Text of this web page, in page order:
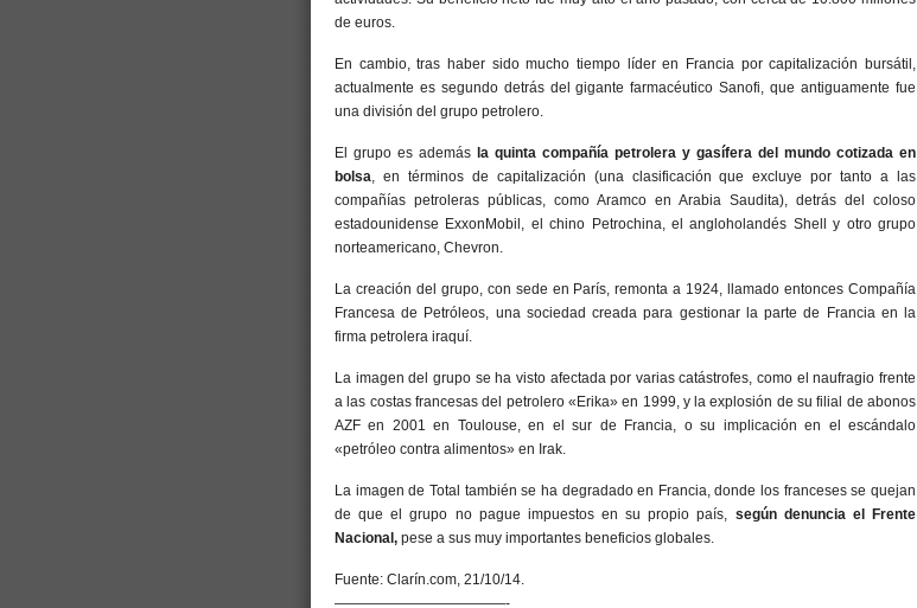
de euros.
En cambio, tras haber sido mucho tiempo líder en Francia por capitalización bursátil,
actualmente es segundo detrás del gigante farmacéutico Sanofi, que antiguamente fue
una división del grupo petrolero.
El grupo es además la quinta compañía petrolera y gasífera del mundo cotizada en
bolsa, en términos de capitalización (una clasificación que excluye por tanto a las
compañías petroleras públicas, como Aramco en Arabia Saudita), detrás del coloso
estadounidense ExxonMobil, el chino Petrochina, el angloholandés Shell y otro grupo
norteamericano, Chevron.
La creación del grupo, con sede en París, remonta a 1924, llamado entonces Compañía
Francesa de Petróleos, una sociedad creada para gestionar la parte de Francia en la
firma petrolera iraquí.
La imagen del grupo se ha visto afectada por varias catástrofes, como el naufragio frente
a las costas francesas del petrolero «Erika» en 1999, y la explosión de su filial de abonos
AZF en 2001 en Toulouse, en el sur de Francia, o su implicación en el escándalo
«petróleo contra alimentos» en Irak.
La imagen de Total también se ha degradado en Francia, donde los franceses se quejan
de que el grupo no pague impuestos en su propio país, según denuncia el Frente
Nacional, pese a sus muy importantes beneficios globales.
Fuente: Clarín.com, 21/10/14.
————————————-